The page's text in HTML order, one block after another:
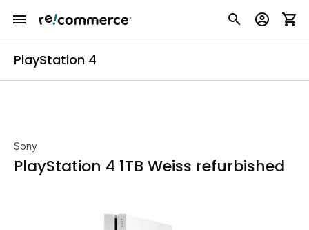
PlayStation 4
Sony
PlayStation 4 1TB Weiss refurbished